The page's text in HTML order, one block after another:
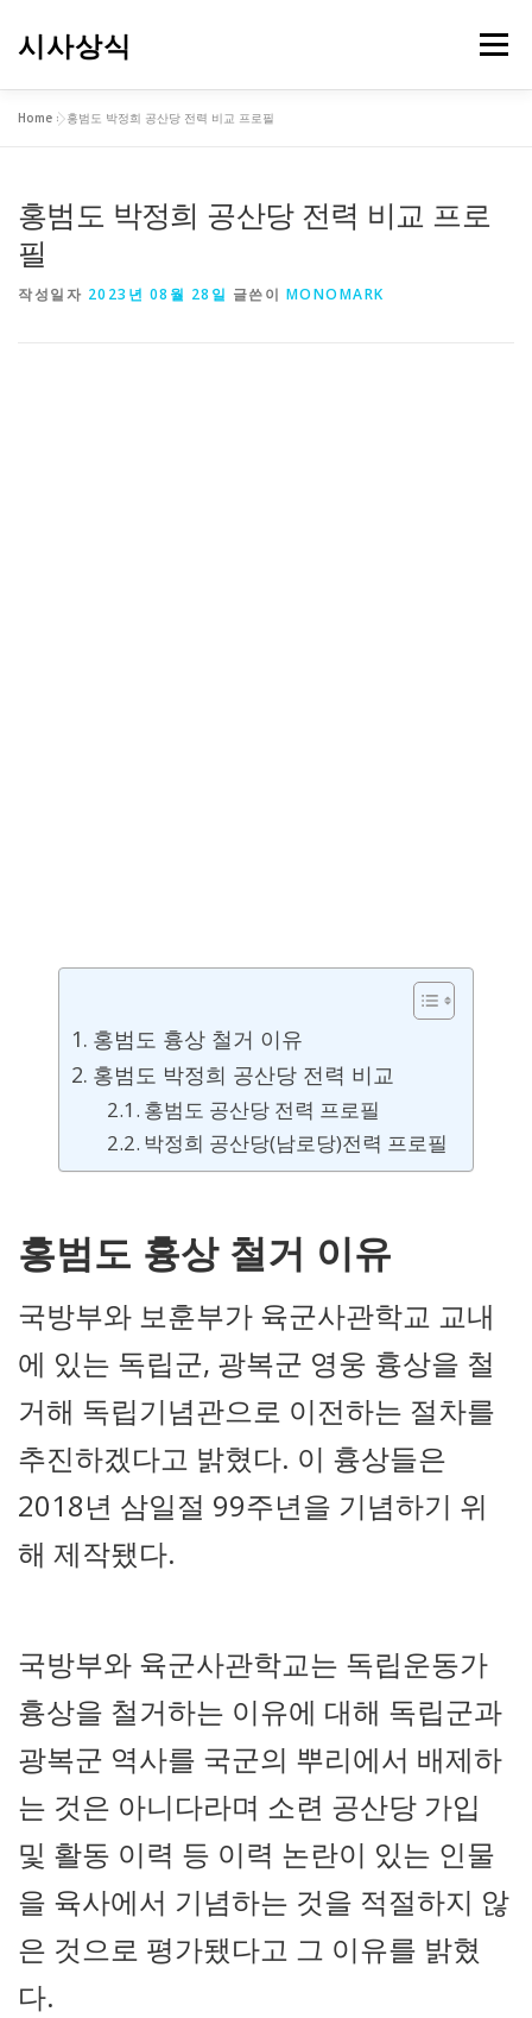
시사상식 메뉴
Home »홍범도 박정희 공산당 전력 비교 프로필
홍범도 박정희 공산당 전력 비교 프로
필
작성일자 2023년 08월 28일 글쓴이 MONOMARK
홍범도 흉상 철거 이유
홍범도 박정희 공산당 전력 비교
홍범도 공산당 전력 프로필
박정희 공산당(남로당)전력 프로필
홍범도 흉상 철거 이유
국방부와 보훈부가 육군사관학교 교내
에 있는 독립군, 광복군 영웅 흉상을 철
거해 독립기념관으로 이전하는 절차를
추진하겠다고 밝혔다. 이 흉상들은
2018년 삼일절 99주년을 기념하기 위
해 제작됐다.
국방부와 육군사관학교는 독립운동가
흉상을 철거하는 이유에 대해 독립군과
광복군 역사를 국군의 뿌리에서 배제하
는 것은 아니다라며 소련 공산당 가입
및 활동 이력 등 이력 논란이 있는 인물
을 육사에서 기념하는 것을 적절하지 않
은 것으로 평가됐다고 그 이유를 밝혔
다.